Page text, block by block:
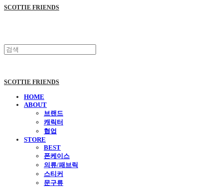
SCOTTIE FRIENDS
SCOTTIE FRIENDS
HOME
ABOUT
브랜드
캐릭터
협업
STORE
BEST
폰케이스
의류/패브릭
스티커
문구류